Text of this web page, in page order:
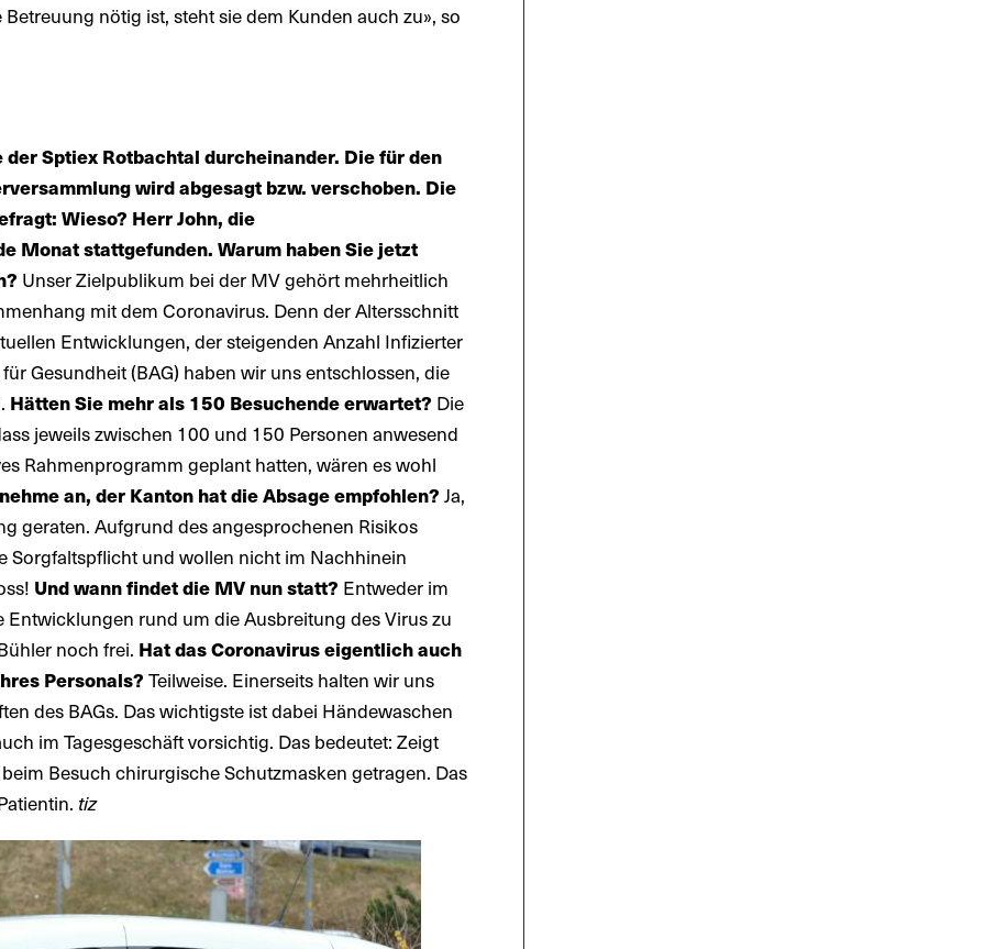
nötig ist, steht sie dem Kunden auch zu», so
Sptiex Rotbachtal durcheinander. Die für den
wird abgesagt bzw. verschoben. Die
Wieso? Herr John, die
Monat stattgefunden. Warum haben Sie jetzt
Unser Zielpublikum bei der MV gehört mehrheitlich
mit dem Coronavirus. Denn der Altersschnitt
Entwicklungen, der steigenden Anzahl Infizierter
Gesundheit (BAG) haben wir uns entschlossen, die
Hätten Sie mehr als 150 Besuchende erwartet? Die
jeweils zwischen 100 und 150 Personen anwesend
Rahmenprogramm geplant hatten, wären es wohl
an, der Kanton hat die Absage empfohlen? Ja,
geraten. Aufgrund des angesprochenen Risikos
Sorgfaltspflicht und wollen nicht im Nachhinein
Und wann findet die MV nun statt? Entweder im
Entwicklungen rund um die Ausbreitung des Virus zu
noch frei. Hat das Coronavirus eigentlich auch
Personals? Teilweise. Einerseits halten wir uns
des BAGs. Das wichtigste ist dabei Händewaschen
im Tagesgeschäft vorsichtig. Das bedeutet: Zeigt
Besuch chirurgische Schutzmasken getragen. Das
tiz